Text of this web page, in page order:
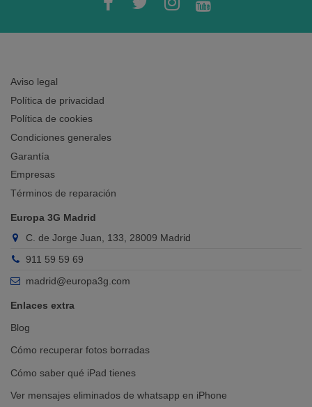
Aviso legal
Política de privacidad
Política de cookies
Condiciones generales
Garantía
Empresas
Términos de reparación
Europa 3G Madrid
C. de Jorge Juan, 133, 28009 Madrid
911 59 59 69
madrid@europa3g.com
Enlaces extra
Blog
Cómo recuperar fotos borradas
Cómo saber qué iPad tienes
Ver mensajes eliminados de whatsapp en iPhone